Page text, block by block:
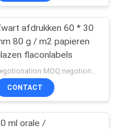
de
256
afdrukken 60 * 30
80 g / m2 papieren
flaconlabels
CONTACT
ml orale /